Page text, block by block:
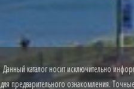
Данный каталог носит исключительно
для предварительного ознакомления.